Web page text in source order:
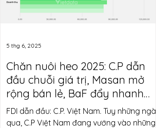
Chăn nuôi heo 2025: C.P dẫn
đầu chuỗi giá trị, Masan mở
rộng bán lẻ, BaF đẩy nhanh
trại cao tầng, Hòa Phát phát
triển đàn nái...
FDI dẫn đầu: C.P. Việt Nam. Tuy những ngày
qua, C.P Việt Nam đang vướng vào những
5 thg 6, 2025